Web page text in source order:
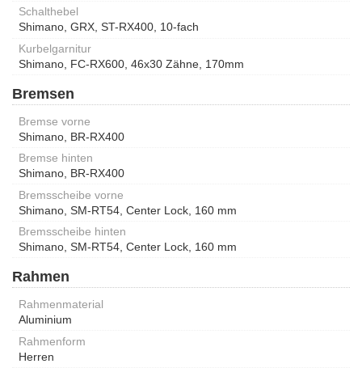
Schalthebel
Shimano, GRX, ST-RX400, 10-fach
Kurbelgarnitur
Shimano, FC-RX600, 46x30 Zähne, 170mm
Bremsen
Bremse vorne
Shimano, BR-RX400
Bremse hinten
Shimano, BR-RX400
Bremsscheibe vorne
Shimano, SM-RT54, Center Lock, 160 mm
Bremsscheibe hinten
Shimano, SM-RT54, Center Lock, 160 mm
Rahmen
Rahmenmaterial
Aluminium
Rahmenform
Herren